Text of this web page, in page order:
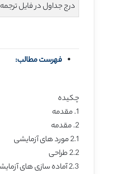
درج جداول در فایل ترجمه
فهرست مطالب:
چکیده
1. مقدمه
2. مقدمه
2.1 مورد های آزمایشی
2.2 طراحی
2.3 آماده سازی های آزمایشی